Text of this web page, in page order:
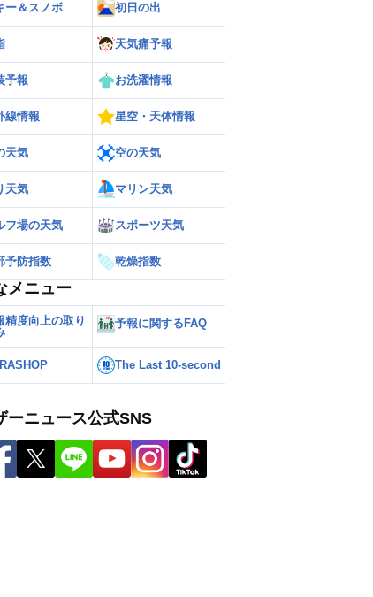
世界の雨雲レーダー
ー＆スノボ 初日の出
天気痛予報
予報 お洗濯情報
線情報 星空・天体情報
天気 空の天気
天気 マリン天気
フ場の天気 スポーツ天気
予防指数 乾燥指数
メニュー
精度向上の取り
予報に関するFAQ
The Last 10-second
ーニュース公式SNS